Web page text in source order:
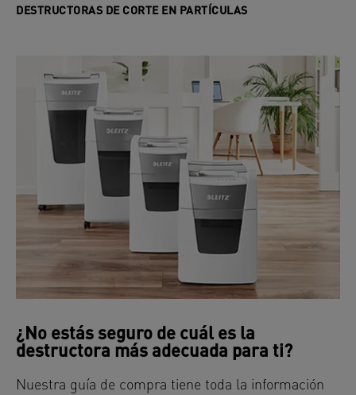
DESTRUCTORAS DE CORTE EN PARTÍCULAS
¿No estás seguro de cuál es la
destructora más adecuada para ti?
Nuestra guía de compra tiene toda la información